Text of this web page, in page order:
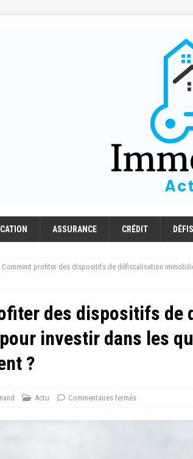
ASSURANCE CRÉDIT
Comment profiter des dispositifs de défiscalisation
des dispositifs de
investir dans les
?
Actu Commentaires fermés